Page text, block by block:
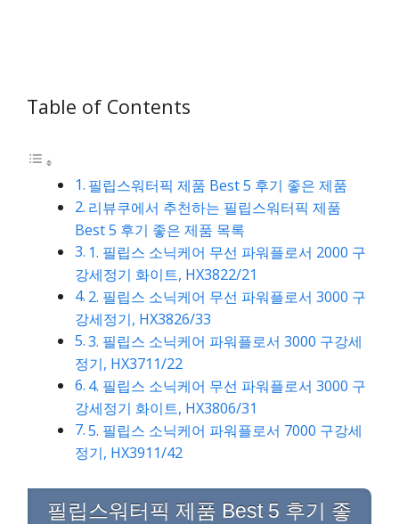
Table of Contents
필립스워터픽 제품 Best 5 후기 좋은 제품
리뷰쿠에서 추천하는 필립스워터픽 제품
Best 5 후기 좋은 제품 목록
1. 필립스 소닉케어 무선 파워플로서 2000 구
강세정기 화이트, HX3822/21
2. 필립스 소닉케어 무선 파워플로서 3000 구
강세정기, HX3826/33
3. 필립스 소닉케어 파워플로서 3000 구강세
정기, HX3711/22
4. 필립스 소닉케어 무선 파워플로서 3000 구
강세정기 화이트, HX3806/31
5. 필립스 소닉케어 파워플로서 7000 구강세
정기, HX3911/42
필립스워터픽 제품 Best 5 후기 좋